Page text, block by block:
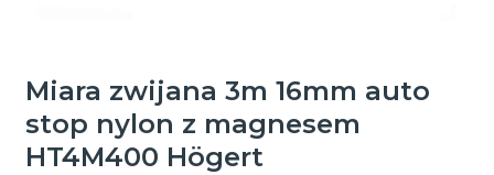
Miara zwijana 3m 16mm auto
stop nylon z magnesem
HT4M400 Högert